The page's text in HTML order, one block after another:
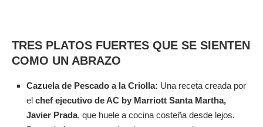
TRES PLATOS FUERTES QUE SE SIENTEN
COMO UN ABRAZO
Cazuela de Pescado a la Criolla: Una receta creada por
el chef ejecutivo de AC by Marriott Santa Martha,
Javier Prada, que huele a cocina costeña desde lejos.